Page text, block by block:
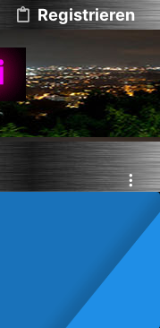
Registrieren